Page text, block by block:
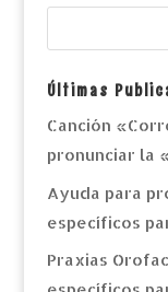
Últimas
Canción
pronunciar la
Ayuda para
específicos
Praxias